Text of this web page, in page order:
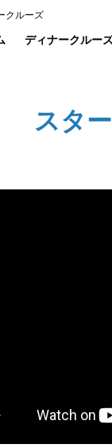
クルーズ
ディナークルー
スタ